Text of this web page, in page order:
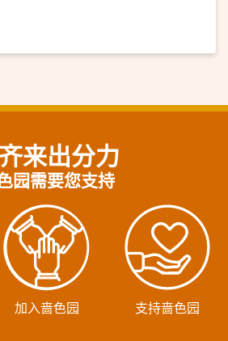
来出分力
园需要您支持
加入啬色园 支持啬色园